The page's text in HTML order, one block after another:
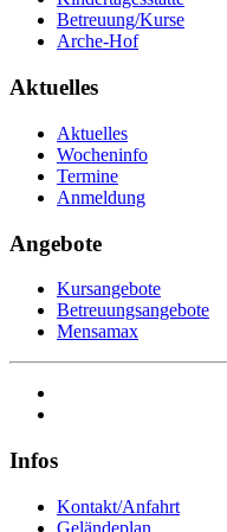
Betreuung/Kurse
Arche-Hof
Aktuelles
Aktuelles
Wocheninfo
Termine
Anmeldung
Angebote
Kursangebote
Betreuungsangebote
Mensamax
Infos
Kontakt/Anfahrt
Geländeplan